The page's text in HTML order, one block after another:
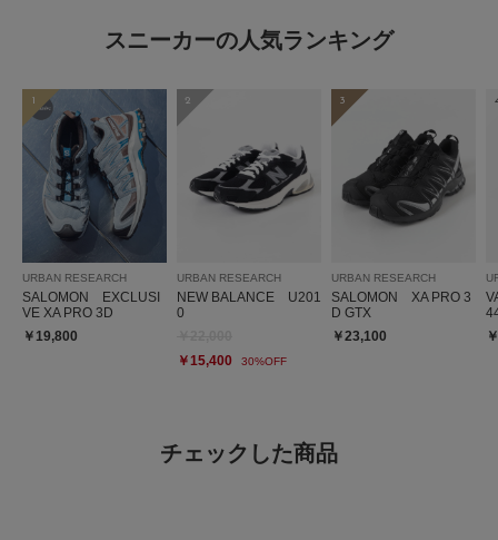
スニーカーの人気ランキング
1
URBAN RESEARCH
SALOMON EXCLUSI
VE XA PRO 3D
￥19,800
2
URBAN RESEARCH
NEW BALANCE U201
0
￥15,400
30%OFF
3
URBAN RESEARCH
SALOMON XA PRO 3
D GTX
￥23,100
チェックした商品